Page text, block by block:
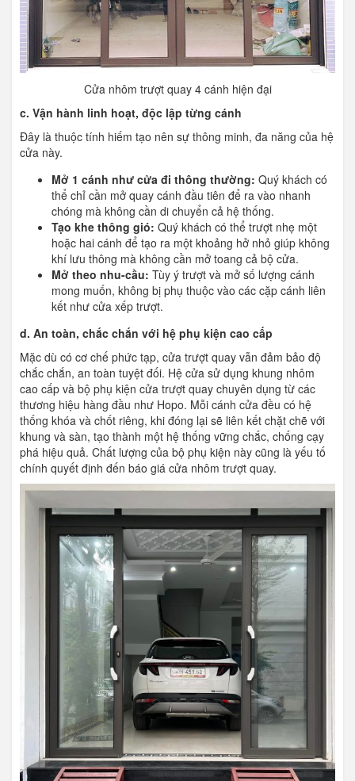
Cửa nhôm trượt quay 4 cánh hiện đại
c. Vận hành linh hoạt, độc lập từng cánh
Đây là thuộc tính hiếm tạo nên sự thông minh, đa năng của hệ
cửa này.
Mở 1 cánh như cửa đi thông thường: Quý khách có
thể chỉ cần mở quay cánh đầu tiên để ra vào nhanh
chóng mà không cần di chuyển cả hệ thống.
Tạo khe thông gió: Quý khách có thể trượt nhẹ một
hoặc hai cánh để tạo ra một khoảng hở nhỏ giúp không
khí lưu thông mà không cần mở toang cả bộ cửa.
Mở theo nhu-cầu: Tùy ý trượt và mở số lượng cánh
mong muốn, không bị phụ thuộc vào các cặp cánh liên
kết như cửa xếp trượt.
d. An toàn, chắc chắn với hệ phụ kiện cao cấp
Mặc dù có cơ chế phức tạp, cửa trượt quay vẫn đảm bảo độ
chắc chắn, an toàn tuyệt đối. Hệ cửa sử dụng khung nhôm
cao cấp và bộ phụ kiện cửa trượt quay chuyên dụng từ các
thương hiệu hàng đầu như Hopo. Mỗi cánh cửa đều có hệ
thống khóa và chốt riêng, khi đóng lại sẽ liên kết chặt chẽ với
khung và sàn, tạo thành một hệ thống vững chắc, chống cạy
phá hiệu quả. Chất lượng của bộ phụ kiện này cũng là yếu tố
chính quyết định đến báo giá cửa nhôm trượt quay.